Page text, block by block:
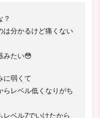
？
は分かるけど痛くない
みたい😳
に弱くて
らレベル低くなりがち
レベル7でいけたから